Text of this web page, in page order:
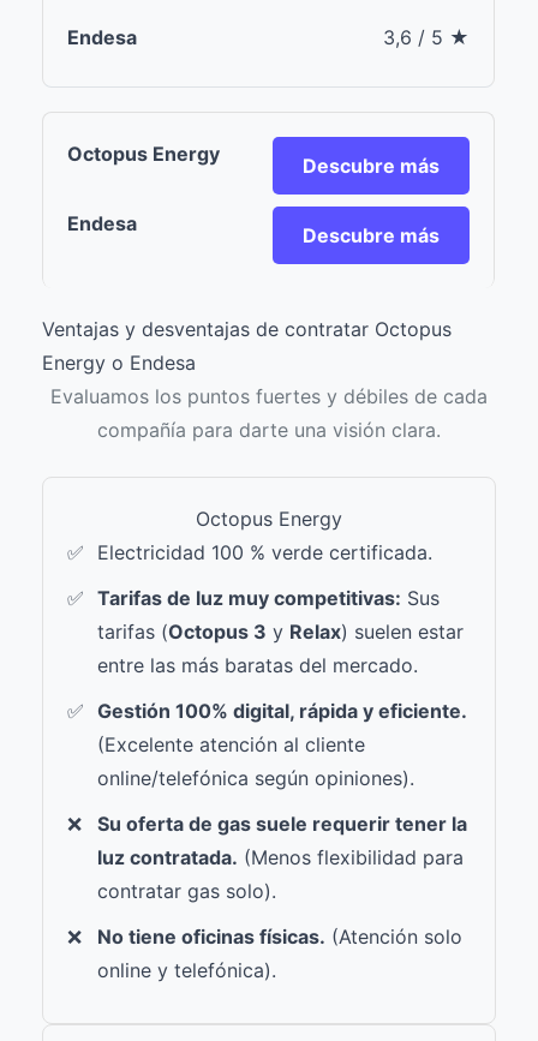
3,6 / 5 ★
Descubre más
Descubre más
Ventajas y desventajas de contratar Octopus
Energy o Endesa
Evaluamos los puntos fuertes y débiles de cada
compañía para darte una visión clara.
Octopus Energy
Electricidad 100 % verde certificada.
Tarifas de luz muy competitivas: Sus
tarifas (Octopus 3 y Relax) suelen estar
entre las más baratas del mercado.
Gestión 100% digital, rápida y eficiente.
(Excelente atención al cliente
online/telefónica según opiniones).
Su oferta de gas suele requerir tener la
luz contratada. (Menos flexibilidad para
contratar gas solo).
No tiene oficinas físicas. (Atención solo
online y telefónica).